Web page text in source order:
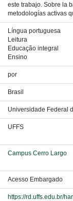
este trabajo. Sobre la
metodologías activas
Língua portuguesa
Leitura
Educação integral
Ensino
por
Brasil
Universidade Federal
UFFS
Campus Cerro Largo
Acesso Embargado
https://rd.uffs.edu.br/